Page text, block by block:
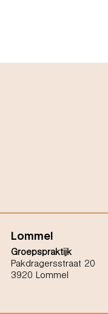
Lommel
Groepspraktijk
Pakdragersstraat 20
3920 Lommel